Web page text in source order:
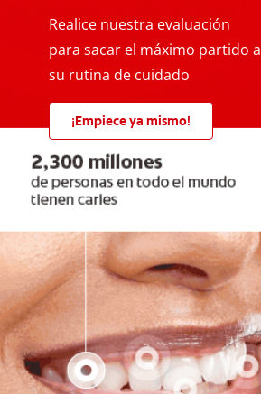
Realice nuestra evaluación
para sacar el máximo partido a
su rutina de cuidado
¡Empiece ya mismo!